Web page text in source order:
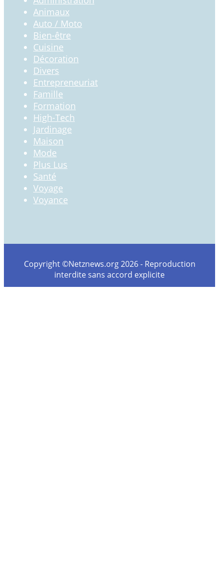
Animaux
Auto / Moto
Bien-être
Cuisine
Décoration
Divers
Entrepreneuriat
Famille
Formation
High-Tech
Jardinage
Maison
Mode
Plus Lus
Santé
Voyage
Voyance
Copyright ©Netznews.org 2026 - Reproduction
interdite sans accord explicite